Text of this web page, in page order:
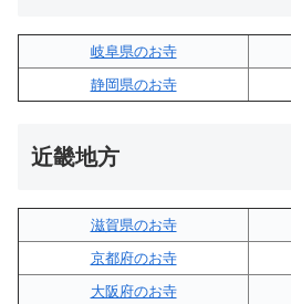
岐阜県のお寺
静岡県のお寺
近畿地方
滋賀県のお寺
京都府のお寺
大阪府のお寺